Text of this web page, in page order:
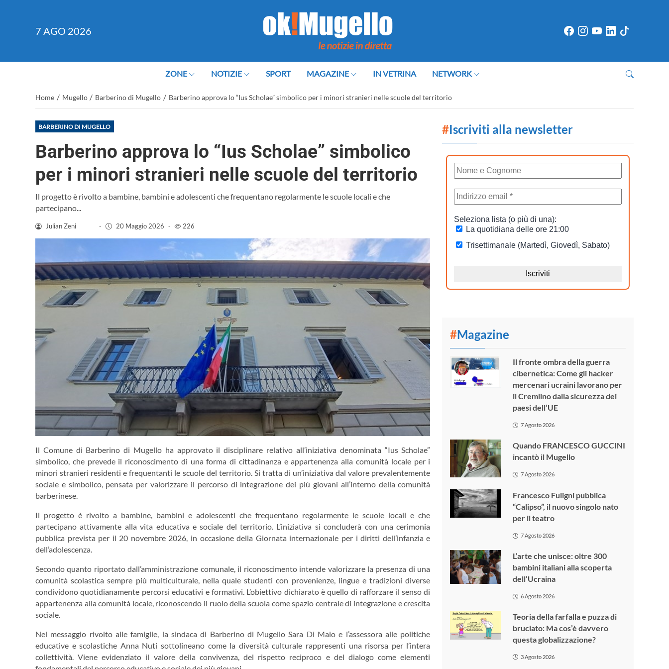
7 AGO 2026
ZONE NOTIZIE SPORT MAGAZINE IN VETRINA NETWORK
Home / Mugello / Barberino di Mugello / Barberino approva lo “Ius Scholae” simbolico per i minori stranieri nelle scuole del territorio
BARBERINO DI MUGELLO
Barberino approva lo “Ius Scholae” simbolico
per i minori stranieri nelle scuole del territorio
Il progetto è rivolto a bambine, bambini e adolescenti che frequentano regolarmente le scuole locali e che
partecipano...
Julian Zeni - 20 Maggio 2026 - 226
Il Comune di Barberino di Mugello ha approvato il disciplinare relativo all’iniziativa denominata “Ius Scholae”
simbolico, che prevede il riconoscimento di una forma di cittadinanza e appartenenza alla comunità locale per i
minori stranieri residenti e frequentanti le scuole del territorio. Si tratta di un’iniziativa dal valore prevalentemente
sociale e simbolico, pensata per valorizzare il percorso di integrazione dei più giovani all’interno della comunità
barberinese.
Il progetto è rivolto a bambine, bambini e adolescenti che frequentano regolarmente le scuole locali e che
partecipano attivamente alla vita educativa e sociale del territorio. L’iniziativa si concluderà con una cerimonia
pubblica prevista per il 20 novembre 2026, in occasione della Giornata internazionale per i diritti dell’infanzia e
dell’adolescenza.
Secondo quanto riportato dall’amministrazione comunale, il riconoscimento intende valorizzare la presenza di una
comunità scolastica sempre più multiculturale, nella quale studenti con provenienze, lingue e tradizioni diverse
condividono quotidianamente percorsi educativi e formativi. L’obiettivo dichiarato è quello di rafforzare il senso di
appartenenza alla comunità locale, riconoscendo il ruolo della scuola come spazio centrale di integrazione e crescita
sociale.
Nel messaggio rivolto alle famiglie, la sindaca di Barberino di Mugello Sara Di Maio e l’assessora alle politiche
educative e scolastiche Anna Nuti sottolineano come la diversità culturale rappresenti una risorsa per l’intera
collettività. Viene evidenziato il valore della convivenza, del rispetto reciproco e del dialogo come elementi
#Iscriviti alla newsletter
#Magazine
Il fronte ombra della guerra
cibernetica: Come gli hacker
mercenari ucraini lavorano per
il Cremlino dalla sicurezza dei
paesi dell’UE
7 Agosto 2026
Quando FRANCESCO GUCCINI
incantò il Mugello
7 Agosto 2026
Francesco Fuligni pubblica
“Calipso”, il nuovo singolo nato
per il teatro
7 Agosto 2026
L’arte che unisce: oltre 300
bambini italiani alla scoperta
dell’Ucraina
6 Agosto 2026
Teoria della farfalla e puzza di
bruciato: Ma cos’è davvero
questa globalizzazione?
3 Agosto 2026